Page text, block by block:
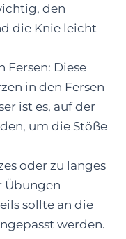
den
die Knie leicht
Fersen: Diese
in den Fersen
ist es, auf der
um die Stöße
oder zu langes
Übungen
sollte an die
werden.